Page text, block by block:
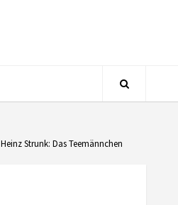
Heinz Strunk: Das Teemännchen